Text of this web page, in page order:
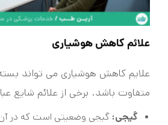
علائم کاهش هوشیاری
علایم کاهش هوشیاری می تواند
متفاوت باشد. برخی از علائم شایع
گیجی: گیجی وضعیتی است که در